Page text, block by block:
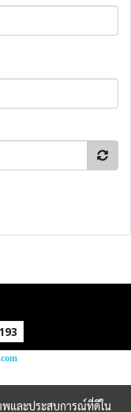
1
พและประสบการณ์ที่ดีใน